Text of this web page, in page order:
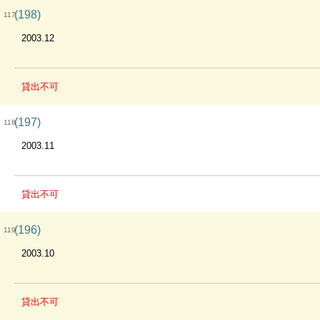
117(198)
2003.12
貸出不可
118(197)
2003.11
貸出不可
119(196)
2003.10
貸出不可